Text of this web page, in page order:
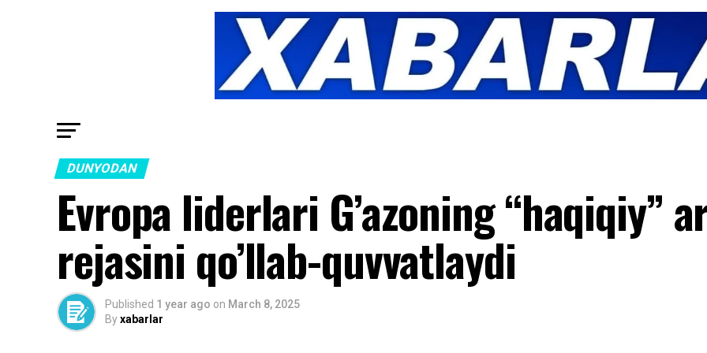
DUNYODAN
Evropa liderlari G’azoning “haqiqiy”
rejasini qo’llab-quvvatlaydi
Published 1 year ago on March 8, 2025
Byxabarlar